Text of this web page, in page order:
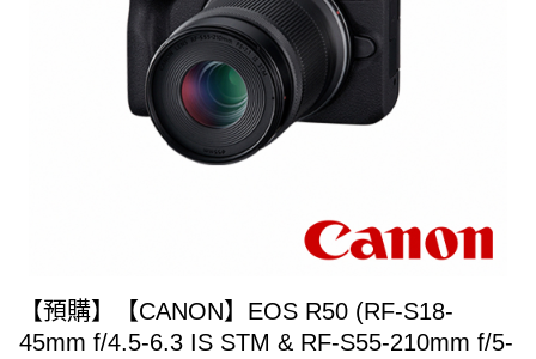
【預購】【CANON】EOS R50 (RF-S18-
45mm f/4.5-6.3 IS STM & RF-S55-210mm f/5-